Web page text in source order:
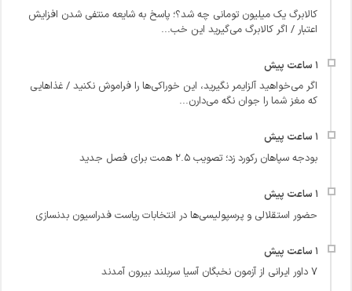
کالابرگ یک میلیون تومانی چه شد؟؛ پاسخ به شایعه منتفی شدن افزایش
اعتبار / اگر کالابرگ می‌گیرید این خب...
اگر می‌خواهید آلزایمر نگیرید، این خوراکی‌ها را فراموش نکنید / غذاهایی
که مغز شما را جوان نگه می‌دارن...
بودجه سپاهان رکورد زد؛ تصویب ۲.۵ همت برای فصل جدید
حضور استقلالی و پرسپولیسی‌ها در انتخابات ریاست فدراسیون بدنسازی
۷ داور ایرانی از آزمون نخبگان آسیا سربلند بیرون آمدند